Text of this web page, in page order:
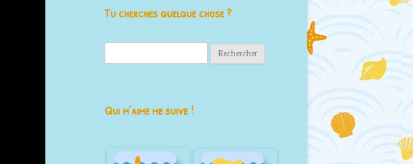
Tu cherches quelque chose ?
Qui m’aime me suive !